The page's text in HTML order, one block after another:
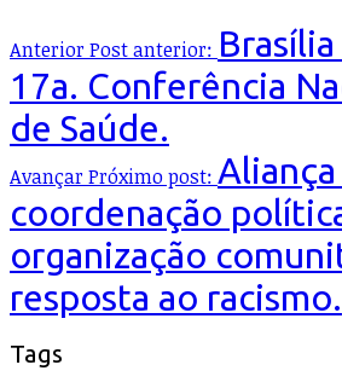
AnteriorPost anterior:
17a. Conferência
de Saúde.
AvançarPróximo post:
coordenação
organização
resposta ao racismo.
Tags